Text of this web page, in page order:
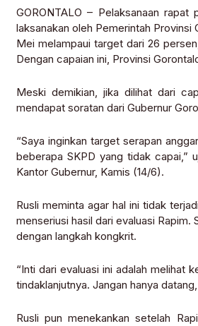
GORONTALO – Pelaksanaan
laksanakan oleh Pemerintah Provinsi
Mei melampaui target dari 26
Dengan capaian ini, Provinsi
Meski demikian, jika dilihat dari
mendapat soratan dari Gubernur
“Saya inginkan target serapan
beberapa SKPD yang tidak capai,”
Kantor Gubernur, Kamis (14/6).
Rusli meminta agar hal ini tidak
menseriusi hasil dari evaluasi Rapim.
dengan langkah kongkrit.
“Inti dari evaluasi ini adalah melihat
tindaklanjutnya. Jangan hanya
Rusli pun menekankan setelah